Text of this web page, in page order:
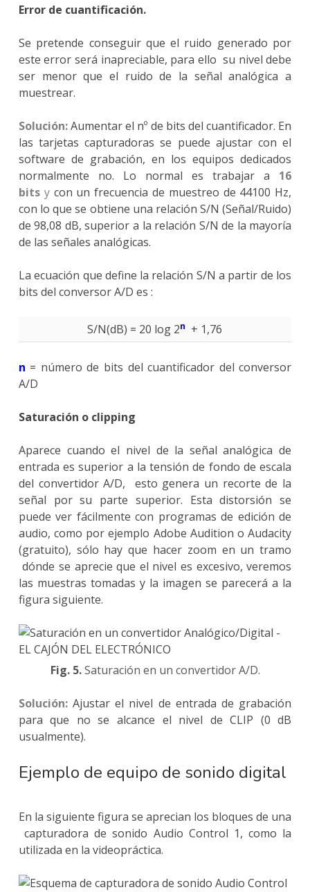
Error de cuantificación.
Se pretende conseguir que el ruido generado por
este error será inapreciable, para ello su nivel debe
ser menor que el ruido de la señal analógica a
muestrear.
Solución:Aumentar el nº de bits del cuantificador. En
las tarjetas capturadoras se puede ajustar con el
software de grabación, en los equipos dedicados
normalmente no. Lo normal es trabajar a 16
bitsy con un frecuencia de muestreo de 44100 Hz,
con lo que se obtiene una relación S/N (Señal/Ruido)
de 98,08 dB, superior a la relación S/N de la mayoría
de las señales analógicas.
La ecuación que define la relación S/N a partir de los
bits del conversor A/D es :
S/N(dB) = 20 log 2n + 1,76
n = número de bits del cuantificador del conversor
A/D
Saturación o clipping
Aparece cuando el nivel de la señal analógica de
entrada es superior a la tensión de fondo de escala
del convertidor A/D, esto genera un recorte de la
señal por su parte superior. Esta distorsión se
puede ver fácilmente con programas de edición de
audio, como por ejemplo Adobe Audition o Audacity
(gratuito), sólo hay que hacer zoom en un tramo
dónde se aprecie que el nivel es excesivo, veremos
las muestras tomadas y la imagen se parecerá a la
figura siguiente.
Fig. 5.Saturación en un convertidor A/D.
Solución: Ajustar el nivel de entrada de grabación
para que no se alcance el nivel de CLIP (0 dB
usualmente).
Ejemplo de equipo de sonido digital
En la siguiente figura se aprecian los bloques de una
capturadora de sonido Audio Control 1, como la
utilizada en la videopráctica.